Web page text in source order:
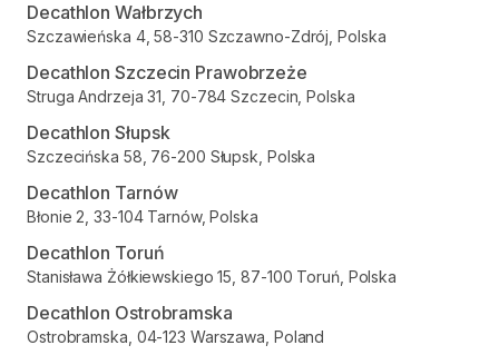
Decathlon Wałbrzych
Szczawieńska 4, 58-310 Szczawno-Zdrój, Polska
Decathlon Szczecin Prawobrzeże
Struga Andrzeja 31, 70-784 Szczecin, Polska
Decathlon Słupsk
Szczecińska 58, 76-200 Słupsk, Polska
Decathlon Tarnów
Błonie 2, 33-104 Tarnów, Polska
Decathlon Toruń
Stanisława Żółkiewskiego 15, 87-100 Toruń, Polska
Decathlon Ostrobramska
Ostrobramska, 04-123 Warszawa, Poland